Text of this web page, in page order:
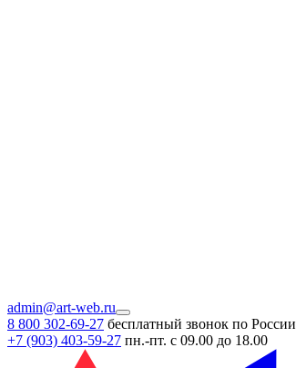
admin@art-web.ru
8 800 302-69-27 бесплатный звонок по России
+7 (903) 403-59-27 пн.-пт. с 09.00 до 18.00